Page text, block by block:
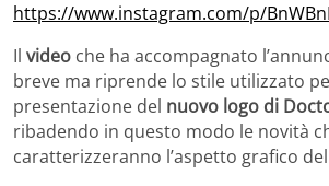
https://www.instagram.com/p/
Il video che ha accompagnato
breve ma riprende lo stile utilizzato
presentazione del nuovo logo di
ribadendo in questo modo le novità
caratterizzeranno l’aspetto grafico